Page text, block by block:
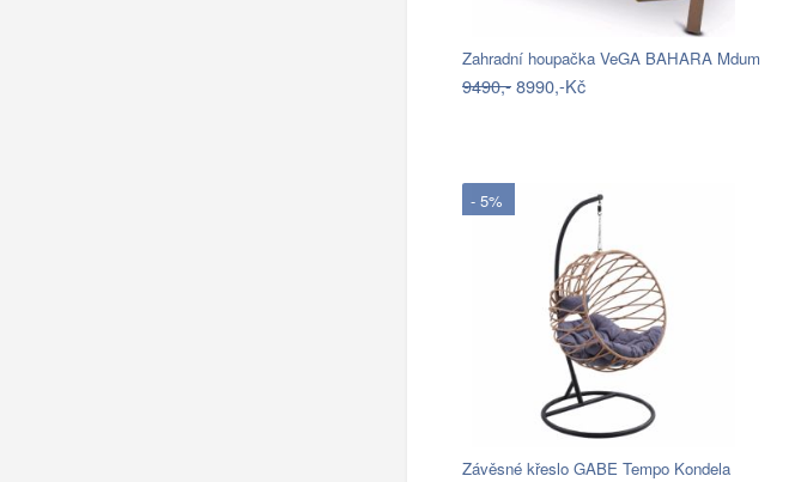
Zahradní houpačka VeGA BAHARA Mdum
9490,-8990,-Kč
- 5%
Závěsné křeslo GABE Tempo Kondela